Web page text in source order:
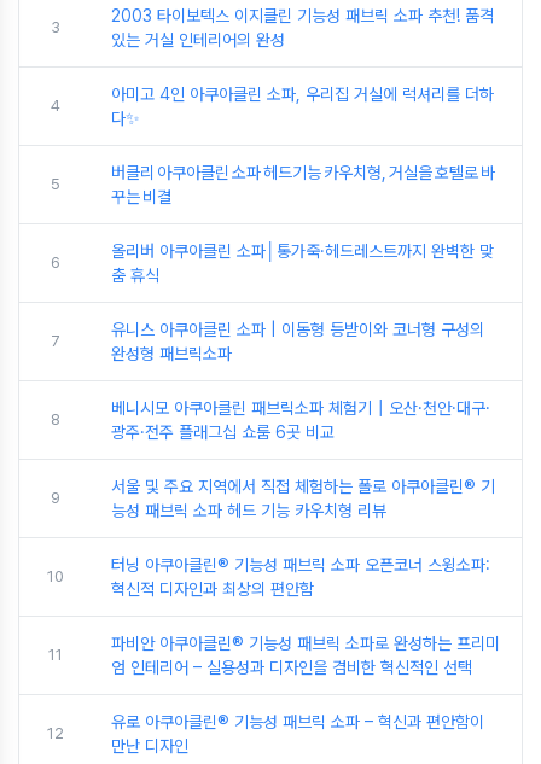
3
2003 타이보텍스 이지클린 기능성 패브릭 소파 추천! 품격
있는 거실 인테리어의 완성
4
아미고 4인 아쿠아클린 소파, 우리집 거실에 럭셔리를 더하
다✨
5
버클리 아쿠아클린 소파 헤드기능 카우치형, 거실을 호텔로 바
꾸는 비결
6
올리버 아쿠아클린 소파│통가죽·헤드레스트까지 완벽한 맞
춤 휴식
7
유니스 아쿠아클린 소파 | 이동형 등받이와 코너형 구성의
완성형 패브릭소파
8
베니시모 아쿠아클린 패브릭소파 체험기┃오산·천안·대구·
광주·전주 플래그십 쇼룸 6곳 비교
9
서울 및 주요 지역에서 직접 체험하는 폴로 아쿠아클린® 기
능성 패브릭 소파 헤드 기능 카우치형 리뷰
10
터닝 아쿠아클린® 기능성 패브릭 소파 오픈코너 스윙소파:
혁신적 디자인과 최상의 편안함
11
파비안 아쿠아클린® 기능성 패브릭 소파로 완성하는 프리미
엄 인테리어 – 실용성과 디자인을 겸비한 혁신적인 선택
12
유로 아쿠아클린® 기능성 패브릭 소파 – 혁신과 편안함이
만난 디자인